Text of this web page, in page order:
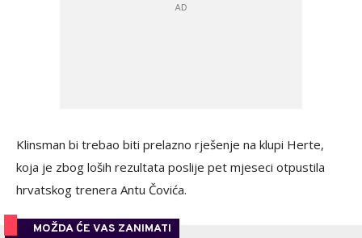
Klinsman bi trebao biti prelazno rješenje na klupi Herte,
koja je zbog loših rezultata poslije pet mjeseci otpustila
hrvatskog trenera Antu Čovića.
MOŽDA ĆE VAS ZANIMATI